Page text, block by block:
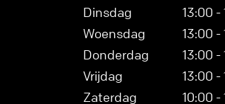
Dinsdag
13:00 -
Woensdag
13:00 -
Donderdag
13:00 -
Vrijdag
13:00 -
Zaterdag
10:00 -